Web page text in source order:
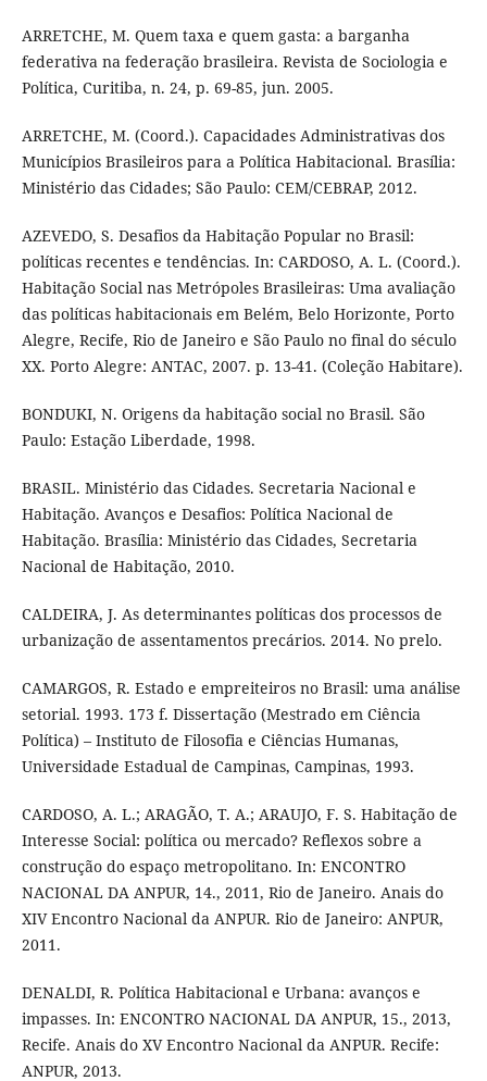
ARRETCHE, M. Quem taxa e quem gasta: a barganha
federativa na federação brasileira. Revista de Sociologia e
Política, Curitiba, n. 24, p. 69-85, jun. 2005.
ARRETCHE, M. (Coord.). Capacidades Administrativas dos
Municípios Brasileiros para a Política Habitacional. Brasília:
Ministério das Cidades; São Paulo: CEM/CEBRAP, 2012.
AZEVEDO, S. Desafios da Habitação Popular no Brasil:
políticas recentes e tendências. In: CARDOSO, A. L. (Coord.).
Habitação Social nas Metrópoles Brasileiras: Uma avaliação
das políticas habitacionais em Belém, Belo Horizonte, Porto
Alegre, Recife, Rio de Janeiro e São Paulo no final do século
XX. Porto Alegre: ANTAC, 2007. p. 13-41. (Coleção Habitare).
BONDUKI, N. Origens da habitação social no Brasil. São
Paulo: Estação Liberdade, 1998.
BRASIL. Ministério das Cidades. Secretaria Nacional e
Habitação. Avanços e Desafios: Política Nacional de
Habitação. Brasília: Ministério das Cidades, Secretaria
Nacional de Habitação, 2010.
CALDEIRA, J. As determinantes políticas dos processos de
urbanização de assentamentos precários. 2014. No prelo.
CAMARGOS, R. Estado e empreiteiros no Brasil: uma análise
setorial. 1993. 173 f. Dissertação (Mestrado em Ciência
Política) – Instituto de Filosofia e Ciências Humanas,
Universidade Estadual de Campinas, Campinas, 1993.
CARDOSO, A. L.; ARAGÃO, T. A.; ARAUJO, F. S. Habitação de
Interesse Social: política ou mercado? Reflexos sobre a
construção do espaço metropolitano. In: ENCONTRO
NACIONAL DA ANPUR, 14., 2011, Rio de Janeiro. Anais do
XIV Encontro Nacional da ANPUR. Rio de Janeiro: ANPUR,
2011.
DENALDI, R. Política Habitacional e Urbana: avanços e
impasses. In: ENCONTRO NACIONAL DA ANPUR, 15., 2013,
Recife. Anais do XV Encontro Nacional da ANPUR. Recife:
ANPUR, 2013.